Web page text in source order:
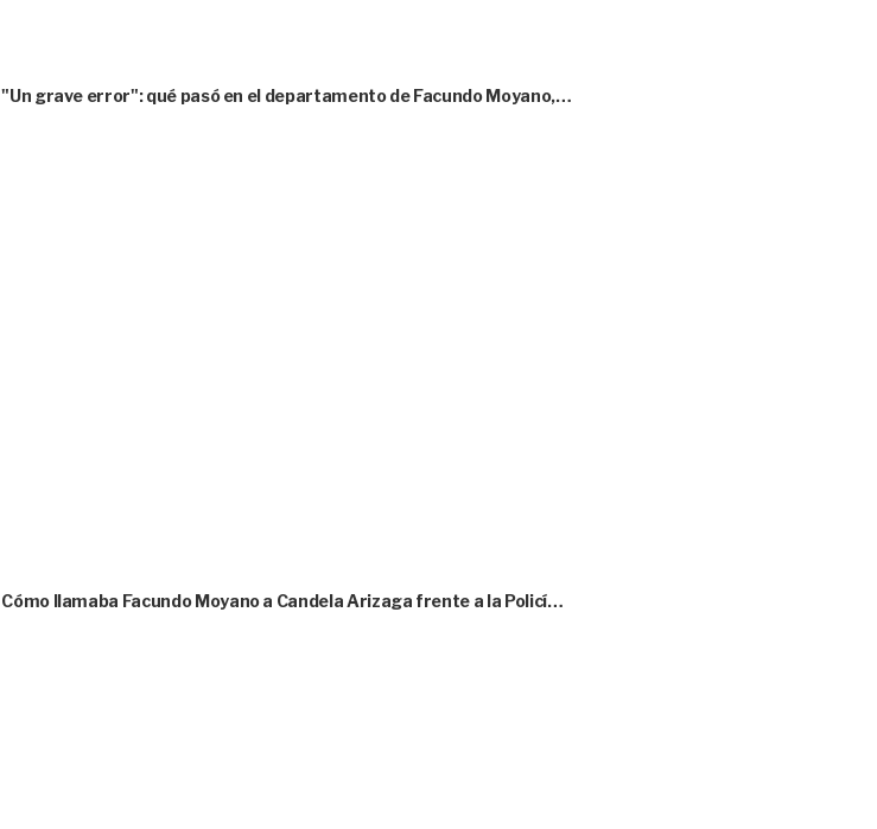
"Un grave error": qué pasó en el departamento de Facundo Moyano,…
Cómo llamaba Facundo Moyano a Candela Arizaga frente a la Policí…